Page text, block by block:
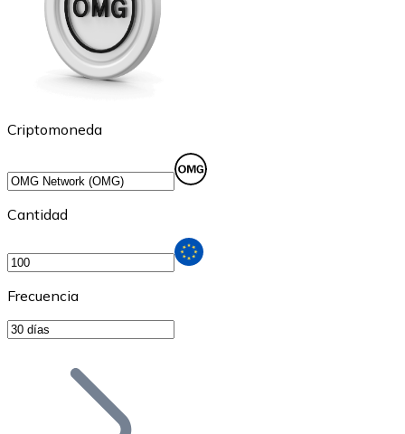
Criptomoneda
Cantidad
Frecuencia